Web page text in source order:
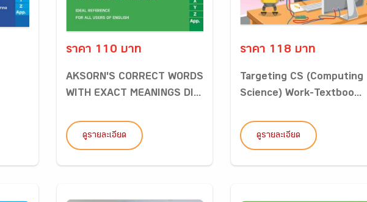
ราคา 110 บาท
AKSORN'S CORRECT WORDS
WITH EXACT MEANINGS DI...
ดูรายละเอียด
ราคา 118 บาท
Targeting CS (Computing
Science) Work-Textboo...
ดูรายละเอียด